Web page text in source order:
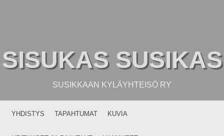
SISUKAS SUSIKAS
SUSIKKAAN KYLÄYHTEISÖ RY
MENU
SKIP TO CONTENT
YHDISTYS TAPAHTUMAT KUVIA